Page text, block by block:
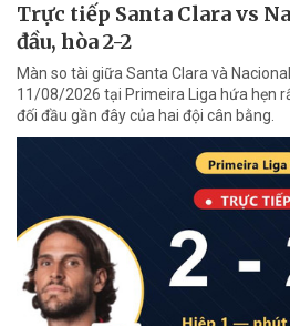
Trực tiếp Santa Clara vs
đầu, hòa 2-2
Màn so tài giữa Santa Clara và
11/08/2026 tại Primeira Liga hứa hẹn
đối đầu gần đây của hai đội cân bằng.